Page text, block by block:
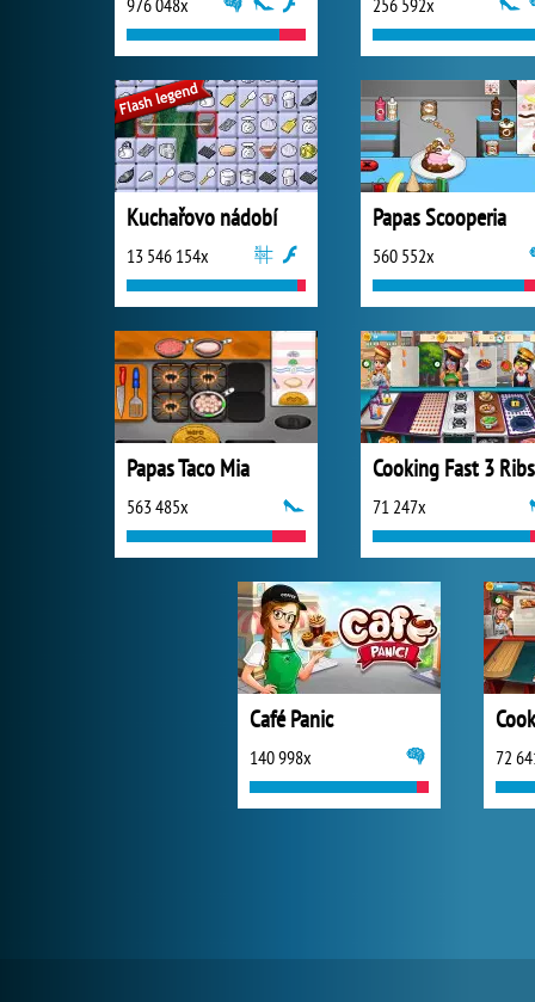
976 048x 256 592x
Kuchařovo nádobí
13 546 154x
Papas Scooperia
560 552x
Papas Taco Mia
563 485x 71 247x
Café Panic
140 998x 72